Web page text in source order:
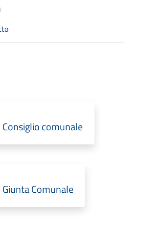
comunale
Comunale